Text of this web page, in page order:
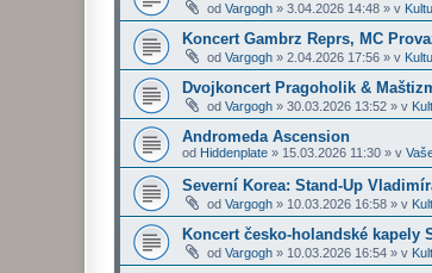
od Vargogh » 3.04.2026 14:48 » v
Koncert Gambrz Reprs, MC
od Vargogh » 2.04.2026 17:56 » v
Dvojkoncert Pragoholik &
od Vargogh » 30.03.2026 13:52 » v
Andromeda Ascension
od Hiddenplate » 15.03.2026 11:30 » v
Severní Korea: Stand-Up
od Vargogh » 10.03.2026 16:58 » v
Koncert česko-holandské kapely
od Vargogh » 10.03.2026 16:54 » v